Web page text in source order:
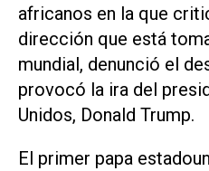
‌africanos en la que
dirección que está
mundial, denunció el
provocó la ira del
Unidos, Donald Trump.
El primer papa